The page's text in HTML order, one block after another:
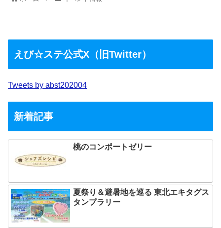
えび☆ステ公式X（旧Twitter）
Tweets by abst202004
新着記事
桃のコンポートゼリー
夏祭り＆避暑地を巡る 東北エキタグス
タンプラリー